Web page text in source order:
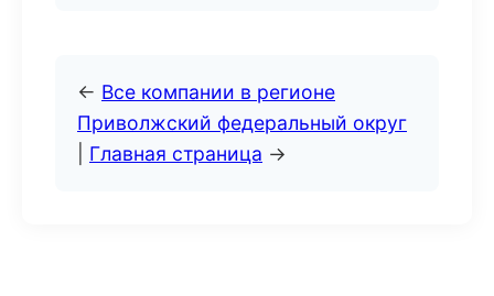
← Все компании в регионе
Приволжский федеральный округ
Главная страница →